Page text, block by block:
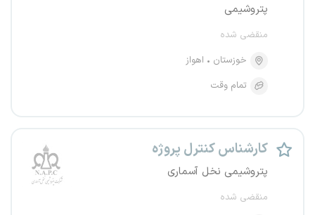
پتروشیمی
منقضی شده
خوزستان
اهواز
تمام وقت
کارشناس کنترل پروژه
پتروشیمی نخل آسماری
منقضی شده